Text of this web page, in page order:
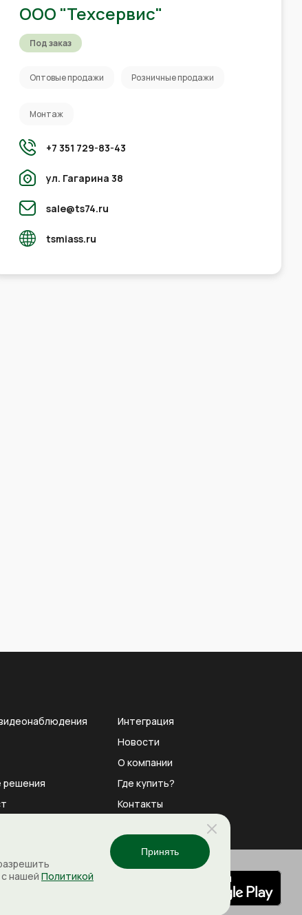
ООО "Техсервис"
Под заказ
Оптовые продажи Розничные продажи
Монтаж
+7 351 729-83-43
ул. Гагарина 38
sale@ts74.ru
tsmiass.ru
решения
Интеграция
Новости
О компании
Где купить?
Контакты
нашей Политикой
Принять